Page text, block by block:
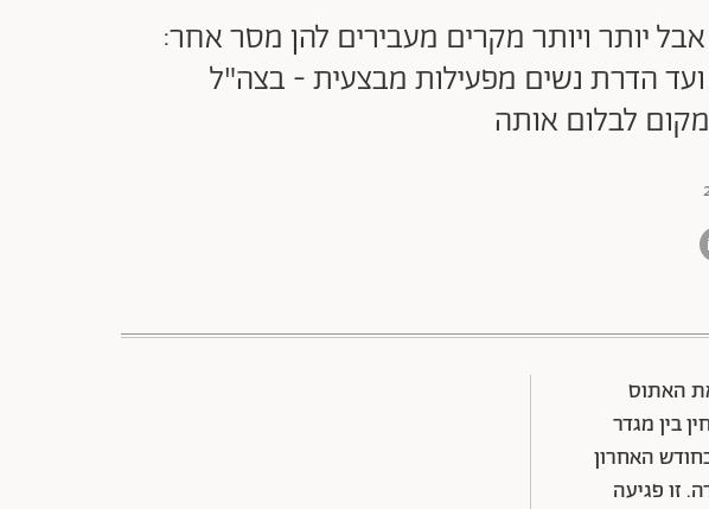
אבל יותר ויותר מקרים מעבירים להן מסר אחר:
לשרת לצד לוחמת ועד הדרת נשים מפעילות מבצעית - בצה"ל
לבלום אותה
ישראל שלאחר ה-7 באוקטובר 2023 בנתה את האתוס
בין מגדר
האחרון
זו פגיעה